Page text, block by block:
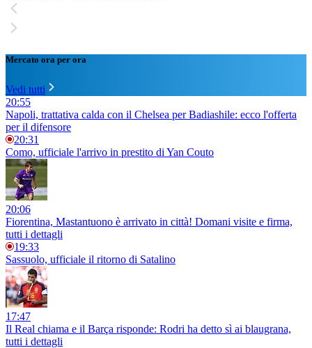
Mercato ora per ora
Vedi tutti
20:55
Napoli, trattativa calda con il Chelsea per Badiashile: ecco l'offerta
per il difensore
20:31
Como, ufficiale l'arrivo in prestito di Yan Couto
20:06
Fiorentina, Mastantuono è arrivato in città! Domani visite e firma,
tutti i dettagli
19:33
Sassuolo, ufficiale il ritorno di Satalino
17:47
Il Real chiama e il Barça risponde: Rodri ha detto sì ai blaugrana,
tutti i dettagli